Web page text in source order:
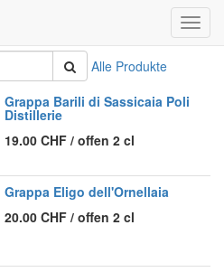
Alle Produkte
Grappa Barili di Sassicaia Poli
Distillerie
19.00 CHF / offen 2 cl
Grappa Eligo dell'Ornellaia
20.00 CHF / offen 2 cl